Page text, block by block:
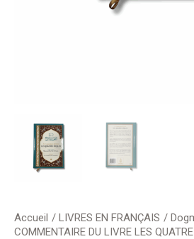
Accueil LIVRES EN FRANÇAIS
COMMENTAIRE DU LIVRE LES